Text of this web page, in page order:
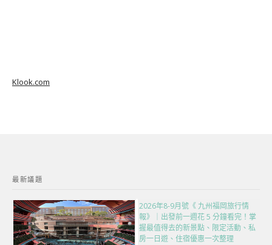
Klook.com
最新議題
2026年8-9月號《 九州福岡旅行情
報》｜出發前一週花 5 分鐘看完！掌
握最值得去的新景點、限定活動、私
房一日遊、住宿優惠一次整理